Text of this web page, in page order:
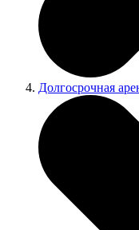
Долгосрочная